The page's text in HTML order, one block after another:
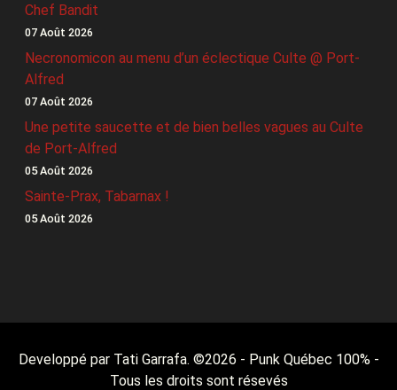
Chef Bandit
07 Août 2026
Necronomicon au menu d’un éclectique Culte @ Port-
Alfred
07 Août 2026
Une petite saucette et de bien belles vagues au Culte
de Port-Alfred
05 Août 2026
Sainte-Prax, Tabarnax !
05 Août 2026
Developpé par Tati Garrafa. ©2026 - Punk Québec 100% -
Tous les droits sont résevés